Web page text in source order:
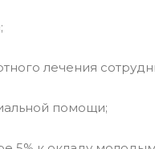
лечения
помощи;